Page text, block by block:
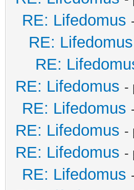
RE: Lifedomus
RE: Lifedomus
RE:
RE: Lifedomus -
RE: Lifedomus
RE: Lifedomus -
RE: Lifedomus -
RE: Lifedomus